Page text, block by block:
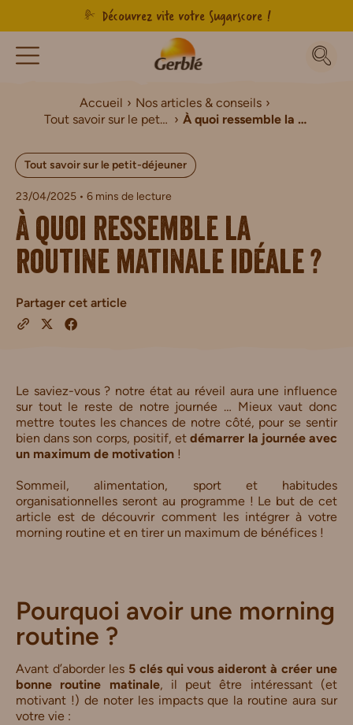
Découvrez vite votre Sugarscore !
Accueil
Nos articles & conseils
Tout savoir sur le petit-déjeuner
À quoi ressemble la routine matinale idéale ?
Tout savoir sur le petit-déjeuner
23/04/2025 • 6 mins de lecture
À quoi ressemble la
routine matinale idéale ?
Partager cet article
Le saviez-vous ? notre état au réveil aura une influence
sur tout le reste de notre journée … Mieux vaut donc
mettre toutes les chances de notre côté, pour se sentir
bien dans son corps, positif, etdémarrer la journée avec
un maximum de motivation !
Sommeil, alimentation, sport et habitudes
organisationnelles seront au programme ! Le but de cet
article est de découvrir comment les intégrer à votre
morning routine et en tirer un maximum de bénéfices !
Pourquoi avoir une morning
routine ?
Avant d’aborder les 5 clés qui vous aideront à créer une
bonne routine matinale, il peut être intéressant (et
motivant !) de noter les impacts que la routine aura sur
votre vie :